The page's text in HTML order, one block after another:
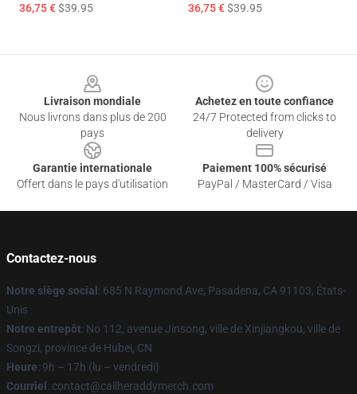
36,75 €$39.95 36,75 €$39.95
Livraison mondiale
Nous livrons dans plus de 200
pays
Achetez en toute confiance
24/7 Protected from clicks to
delivery
Garantie internationale
Offert dans le pays d'utilisation
Paiement 100% sécurisé
PayPal / MasterCard / Visa
Contactez-nous
Notre siège social : 685 N Raymond Ave, Pasadena, CA 91103, États-
Unis
Notre entrepôt: No 112, avenue Jinsong, ville de Xinjiangkou, ville de
Songzi, province de Hubei, CN
Heure: 9h – 17h (lu – vendredi)
Courriel : contact@callheraddymerch.com